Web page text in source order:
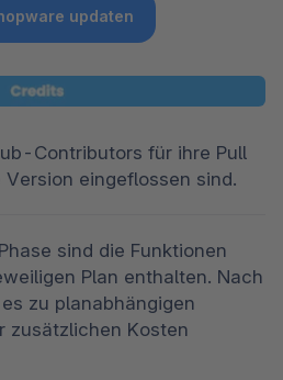
updaten
Contributors für ihre Pull
eingeflossen sind.
sind die Funktionen
Plan enthalten. Nach
zu planabhängigen
zusätzlichen Kosten